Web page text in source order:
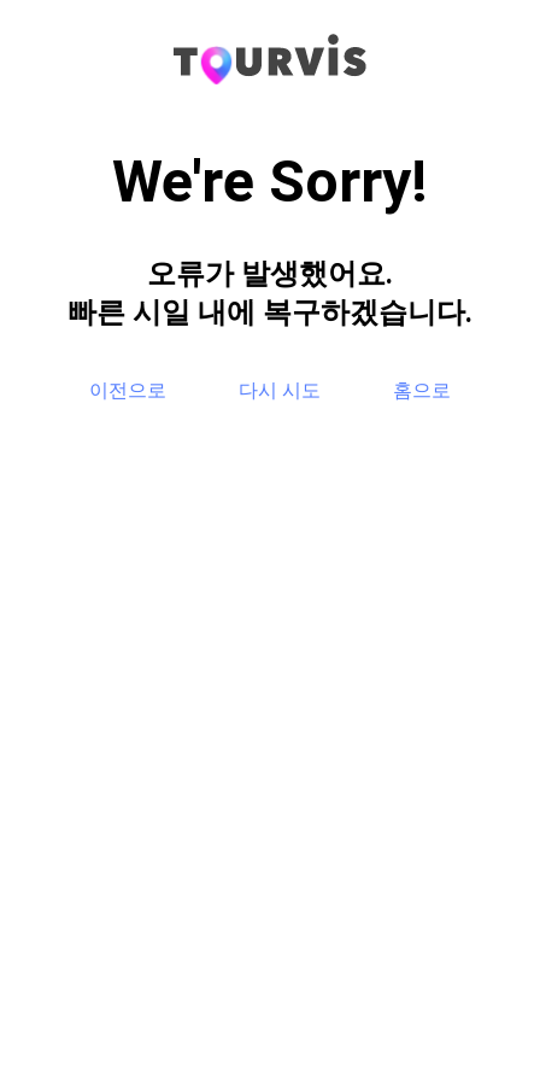
We're Sorry!
오류가 발생했어요.
빠른 시일 내에 복구하겠습니다.
이전으로 다시 시도 홈으로